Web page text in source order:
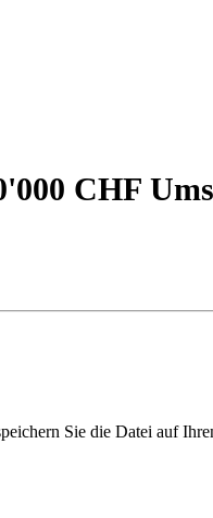
CHF
Sie die Datei auf